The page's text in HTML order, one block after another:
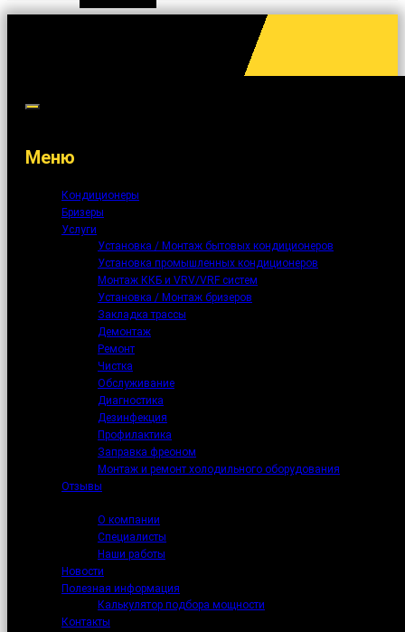
Меню
Кондиционеры
Бризеры
Услуги
Установка / Монтаж бытовых кондиционеров
Установка промышленных кондиционеров
Монтаж ККБ и VRV/VRF систем
Установка / Монтаж бризеров
Закладка трассы
Демонтаж
Ремонт
Чистка
Обслуживание
Диагностика
Дезинфекция
Профилактика
Заправка фреоном
Монтаж и ремонт холодильного оборудования
Отзывы
О компании
Специалисты
Наши работы
Новости
Полезная информация
Калькулятор подбора мощности
Контакты